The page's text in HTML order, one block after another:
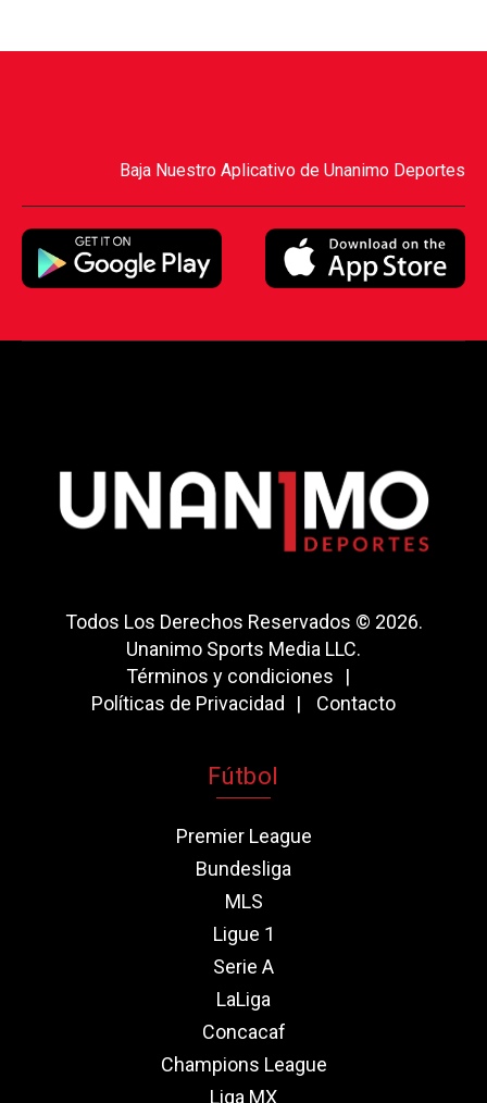
Baja Nuestro Aplicativo de Unanimo Deportes
Todos Los Derechos Reservados © 2026.
Unanimo Sports Media LLC.
Términos y condiciones
Políticas de Privacidad
Contacto
Fútbol
Premier League
Bundesliga
MLS
Ligue 1
Serie A
LaLiga
Concacaf
Champions League
Liga MX